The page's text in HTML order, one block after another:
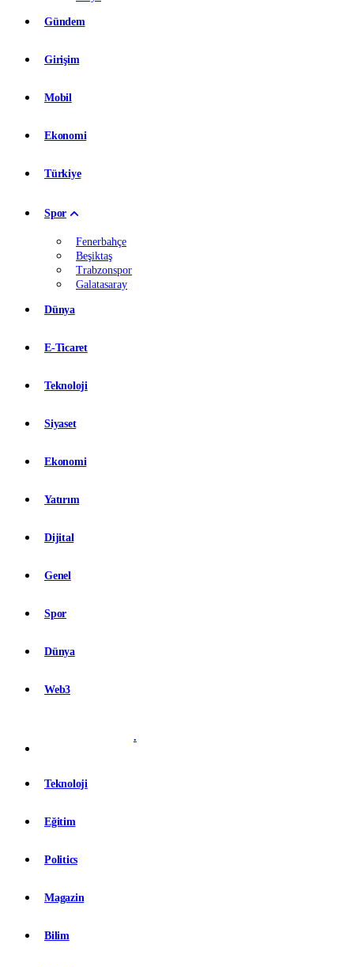
Gündem
Girişim
Mobil
Ekonomi
Türkiye
Spor
Fenerbahçe
Beşiktaş
Trabzonspor
Galatasaray
Dünya
E-Ticaret
Teknoloji
Siyaset
Ekonomi
Yatırım
Dijital
Genel
Spor
Dünya
Web3
.
Teknoloji
Eğitim
Politics
Magazin
Bilim